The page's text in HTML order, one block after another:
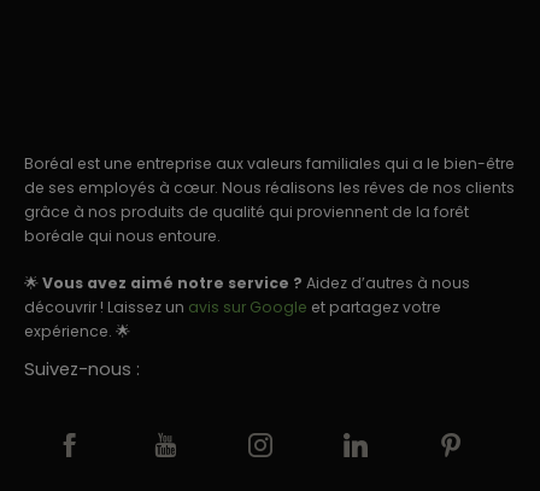
Boréal est une entreprise aux valeurs familiales qui a le bien-être
de ses employés à cœur. Nous réalisons les rêves de nos clients
grâce à nos produits de qualité qui proviennent de la forêt
boréale qui nous entoure.
🌟Vous avez aimé notre service ? Aidez d’autres à nous
découvrir ! Laissez un avis sur Google et partagez votre
expérience. 🌟
Suivez-nous :